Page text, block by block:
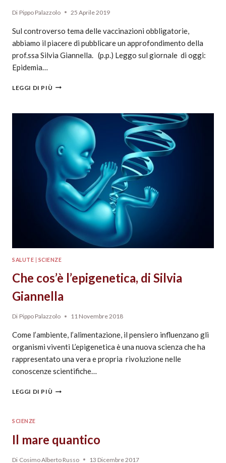
Di Pippo Palazzolo 25 Aprile 2019
Sul controverso tema delle vaccinazioni obbligatorie,
abbiamo il piacere di pubblicare un approfondimento della
prof.ssa Silvia Giannella. (p.p.) Leggo sul giornale di oggi:
Epidemia…
LEGGI DI PIÙ
SALUTE SCIENZE
Che cos’è l’epigenetica, di Silvia
Giannella
Di Pippo Palazzolo 11 Novembre 2018
Come l’ambiente, l’alimentazione, il pensiero influenzano gli
organismi viventi L’epigenetica è una nuova scienza che ha
rappresentato una vera e propria rivoluzione nelle
conoscenze scientifiche…
LEGGI DI PIÙ
SCIENZE
Il mare quantico
Di Cosimo Alberto Russo 13 Dicembre 2017